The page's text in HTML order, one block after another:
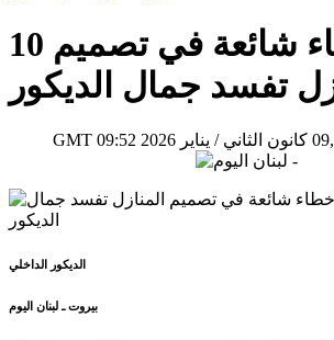
10 أخطاء شائعة في تصميم
تفسد جمال الديكور
GMT
الديكور الداخلي
بيروت ـ لبنان اليوم